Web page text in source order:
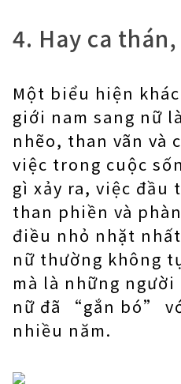
4. Hay ca
Một biểu hiện
giới nam sang nữ
nhẽo, than vãn và
việc trong cuộc
gì xảy ra, việc đầu
than phiền và
điều nhỏ nhặt
nữ thường không
mà là những người
nữ đã “gắn bó”
nhiều năm.